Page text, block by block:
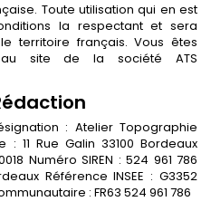
Toute utilisation qui en est
la respectant et sera
territoire français. Vous êtes
au site de la société ATS
: Atelier Topographie
: 11 Rue Galin 33100 Bordeaux
Numéro SIREN : 524 961 786
Référence INSEE : G3352
: FR63 524 961 786